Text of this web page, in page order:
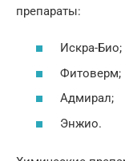
препараты:
Искра-Био;
Фитоверм;
Адмирал;
Энжио.